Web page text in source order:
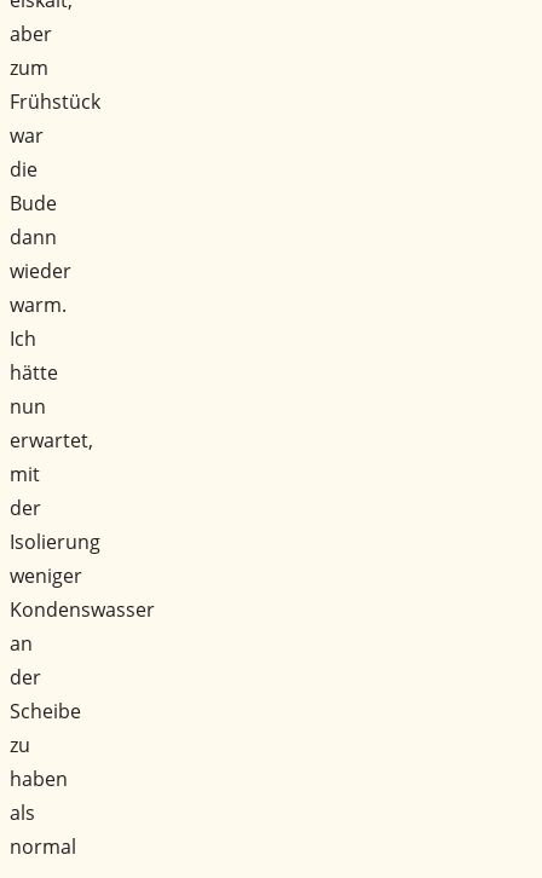
aber
zum
Frühstück
war
die
Bude
dann
wieder
warm.
Ich
hätte
nun
erwartet,
mit
der
Isolierung
weniger
Kondenswasser
an
der
Scheibe
zu
haben
als
normal